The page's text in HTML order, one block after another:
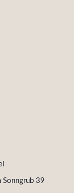
Sonngrub 39